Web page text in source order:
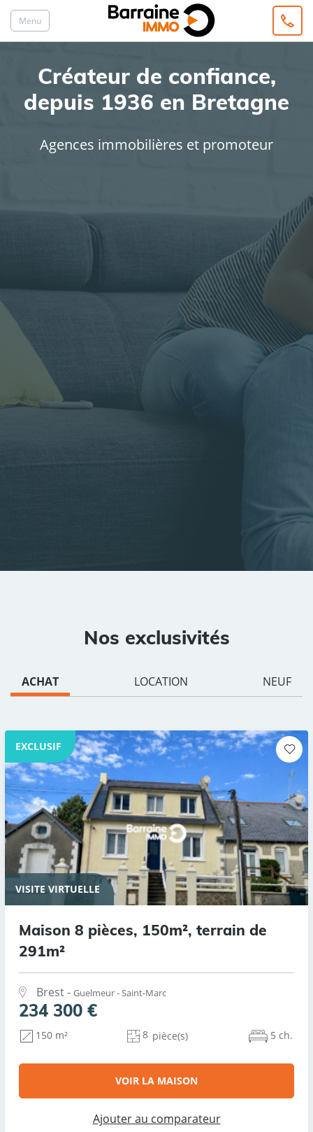
Menu
Créateur de confiance,
depuis 1936 en Bretagne
Agences immobilières et promoteur
Rayon
Nos exclusivités
ACHAT LOCATION NEUF
EXCLUSIF
VISITE VIRTUELLE
Maison 8 pièces, 150m², terrain de
291m²
Brest - Guelmeur - Saint-Marc
234 300 €
150 m² 8 pièce(s) 5 ch.
VOIR LA MAISON
Ajouter au comparateur